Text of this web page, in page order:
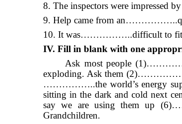
8. The inspectors were
9. Help came from
10. It was……………..difficult to fit
IV. Fill in blank with one
Ask most people
exploding. Ask them
……………..the world’s energy
sitting in the dark and cold next
say we are using them up
Grandchildren.